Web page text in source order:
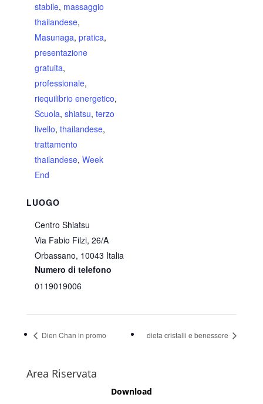
stabile, massaggio
thailandese,
Masunaga, pratica,
presentazione
gratuita,
professionale,
riequilibrio energetico,
Scuola, shiatsu, terzo
livello, thailandese,
trattamento
thailandese, Week
End
LUOGO
Centro Shiatsu
Via Fabio Filzi, 26/A
Orbassano, 10043 Italia
Numero di telefono
0119019006
Dien Chan in promo dieta cristalli e benessere
Area Riservata
Download